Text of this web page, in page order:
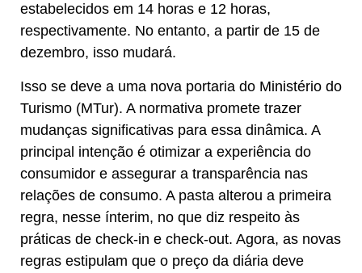
estabelecidos em 14 horas e 12 horas,
respectivamente. No entanto, a partir de 15 de
dezembro, isso mudará.
Isso se deve a uma nova portaria do Ministério do
Turismo (MTur). A normativa promete trazer
mudanças significativas para essa dinâmica. A
principal intenção é otimizar a experiência do
consumidor e assegurar a transparência nas
relações de consumo. A pasta alterou a primeira
regra, nesse ínterim, no que diz respeito às
práticas de check-in e check-out. Agora, as novas
regras estipulam que o preço da diária deve